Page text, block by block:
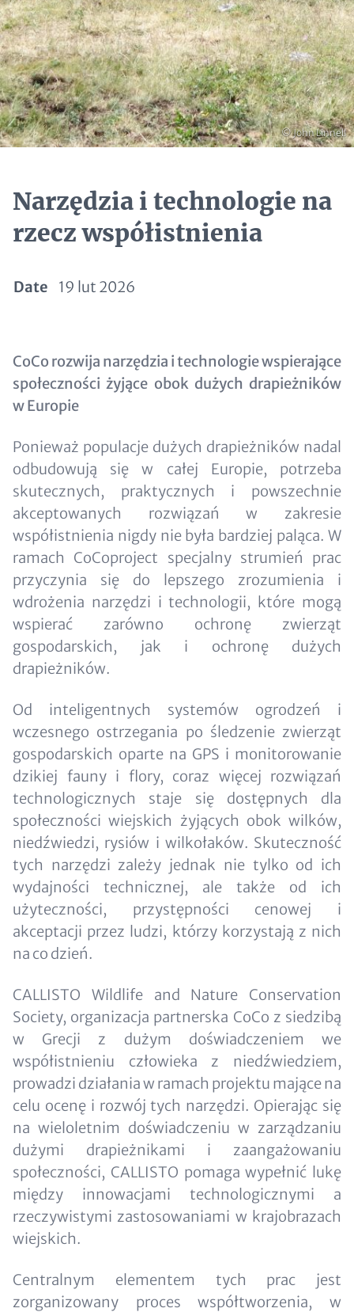
Prawa
autorskie
© John Linnell
Narzędzia i technologie na
rzecz współistnienia
Date 19 lut 2026
Paragraphs
Content
CoCo rozwija narzędzia i technologie wspierające
społeczności żyjące obok dużych drapieżników
w Europie
Ponieważ populacje dużych drapieżników nadal
odbudowują się w całej Europie, potrzeba
skutecznych, praktycznych i powszechnie
akceptowanych rozwiązań w zakresie
współistnienia nigdy nie była bardziej paląca. W
ramach CoCoproject specjalny strumień prac
przyczynia się do lepszego zrozumienia i
wdrożenia narzędzi i technologii, które mogą
wspierać zarówno ochronę zwierząt
gospodarskich, jak i ochronę dużych
drapieżników.
Od inteligentnych systemów ogrodzeń i
wczesnego ostrzegania po śledzenie zwierząt
gospodarskich oparte na GPS i monitorowanie
dzikiej fauny i flory, coraz więcej rozwiązań
technologicznych staje się dostępnych dla
społeczności wiejskich żyjących obok wilków,
niedźwiedzi, rysiów i wilkołaków. Skuteczność
tych narzędzi zależy jednak nie tylko od ich
wydajności technicznej, ale także od ich
użyteczności, przystępności cenowej i
akceptacji przez ludzi, którzy korzystają z nich
na co dzień.
CALLISTO Wildlife and Nature Conservation
Society, organizacja partnerska CoCo z siedzibą
w Grecji z dużym doświadczeniem we
współistnieniu człowieka z niedźwiedziem,
prowadzi działania w ramach projektu mające na
celu ocenę i rozwój tych narzędzi. Opierając się
na wieloletnim doświadczeniu w zarządzaniu
dużymi drapieżnikami i zaangażowaniu
społeczności, CALLISTO pomaga wypełnić lukę
między innowacjami technologicznymi a
rzeczywistymi zastosowaniami w krajobrazach
wiejskich.
Centralnym elementem tych prac jest
zorganizowany proces współtworzenia, w